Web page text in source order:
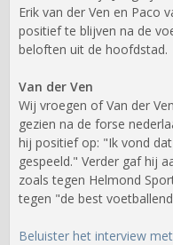
Erik van der Ven en Paco
positief te blijven na de
beloften uit de hoofdstad.
Van der Ven
Wij vroegen of Van der
gezien na de forse
hij positief op: "Ik vond
gespeeld." Verder gaf hij
zoals tegen Helmond
tegen "de best
Beluister het interview